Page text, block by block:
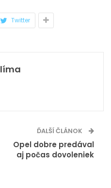
Twitter
ĎALŠÍ ČLÁNOK
Opel dobre predával
aj počas dovoleniek